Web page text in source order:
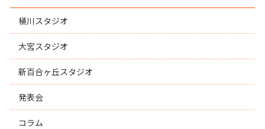
桶川スタジオ
大宮スタジオ
新百合ヶ丘スタジオ
発表会
コラム